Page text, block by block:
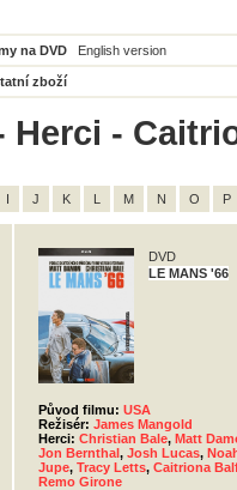
na DVD English version
zboží
Herci -
I J K L M N O P
DVD
LE MANS '66
Původ filmu: USA
Režisér: James Mangold
Herci: Christian Bale, Matt
Jon Bernthal, Josh Lucas,
Jupe, Tracy Letts, Caitriona
Remo Girone